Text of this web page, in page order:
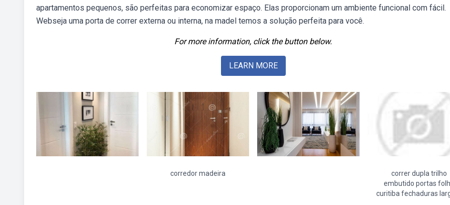
apartamentos pequenos, são perfeitas para economizar espaço. Elas proporcionam um ambiente funcional com fácil.
Webseja uma porta de correr externa ou interna, na madel temos a solução perfeita para você.
For more information, click the button below.
LEARN MORE
corredor madeira
correr dupla trilho
embutido portas
curitiba fechaduras